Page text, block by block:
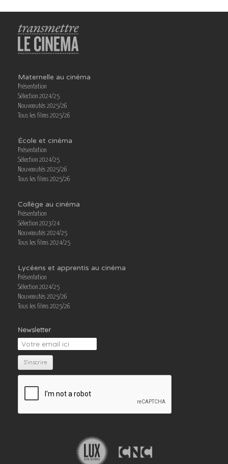
Maternelle au cinéma
Présentation
Sélection 2024/25
Nouveautés 2025/26
Tous les films 2025/26
École et cinéma
Présentation
Sélection 2024/25
Nouveautés 2025/26
Tous les films 2025/26
Collège au cinéma
Présentation
Sélection 2023/24
Nouveautés 2024/25
Tous les films 2024/25
Lycéens et apprentis au cinéma
Présentation
Sélection 2024/25
Nouveautés 2025/26
Tous les films 2025/26
Newsletter